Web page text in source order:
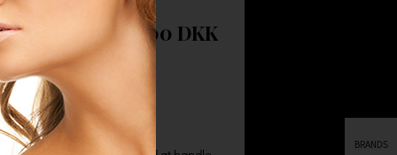
160.00 DKK
BRANDS